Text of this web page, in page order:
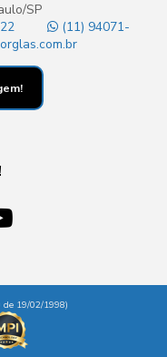
SP
(11) 94071-
19/02/1998)